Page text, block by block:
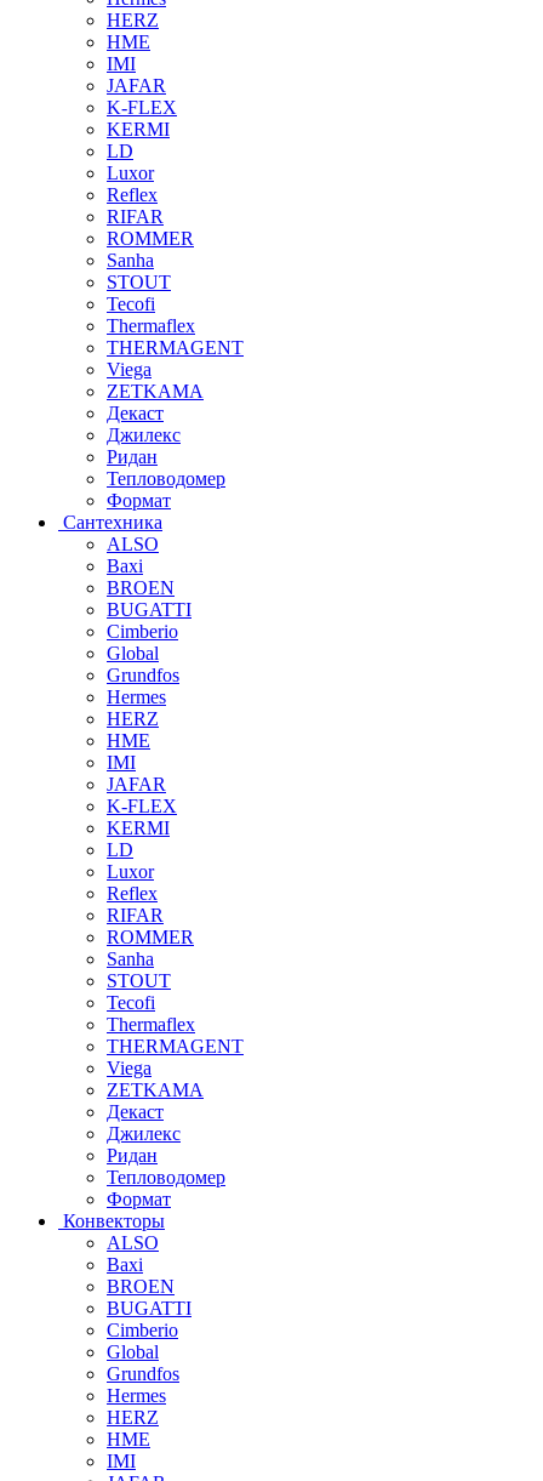
HERZ
HME
IMI
JAFAR
K-FLEX
KERMI
LD
Luxor
Reflex
RIFAR
ROMMER
Sanha
STOUT
Tecofi
Thermaflex
THERMAGENT
Viega
ZETKAMA
Декаст
Джилекс
Ридан
Тепловодомер
Формат
Сантехника
ALSO
Baxi
BROEN
BUGATTI
Cimberio
Global
Grundfos
Hermes
HERZ
HME
IMI
JAFAR
K-FLEX
KERMI
LD
Luxor
Reflex
RIFAR
ROMMER
Sanha
STOUT
Tecofi
Thermaflex
THERMAGENT
Viega
ZETKAMA
Декаст
Джилекс
Ридан
Тепловодомер
Формат
Конвекторы
ALSO
Baxi
BROEN
BUGATTI
Cimberio
Global
Grundfos
Hermes
HERZ
HME
IMI